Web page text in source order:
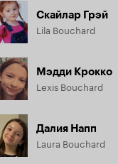
Скайлар Грэй
Lila Bouchard
Мэдди Крокко
Lexis Bouchard
Далия Напп
Laura Bouchard